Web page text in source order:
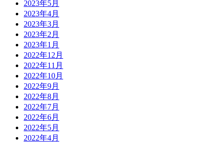
2023年5月
2023年4月
2023年3月
2023年2月
2023年1月
2022年12月
2022年11月
2022年10月
2022年9月
2022年8月
2022年7月
2022年6月
2022年5月
2022年4月